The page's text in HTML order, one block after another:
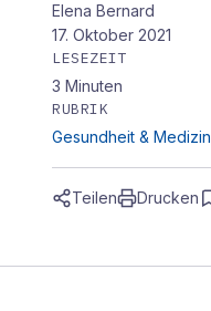
Elena Bernard
17. Oktober 2021
LESEZEIT
3 Minuten
RUBRIK
Gesundheit & Medizin
Teilen Drucken